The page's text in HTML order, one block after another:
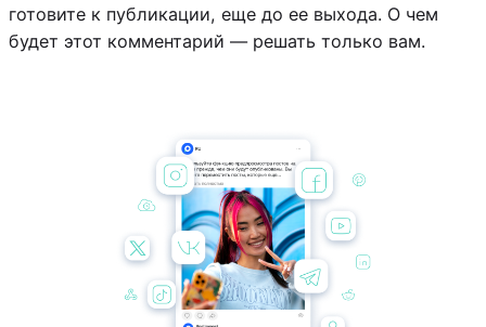
готовите к публикации, еще до ее выхода. О чем
будет этот комментарий — решать только вам.